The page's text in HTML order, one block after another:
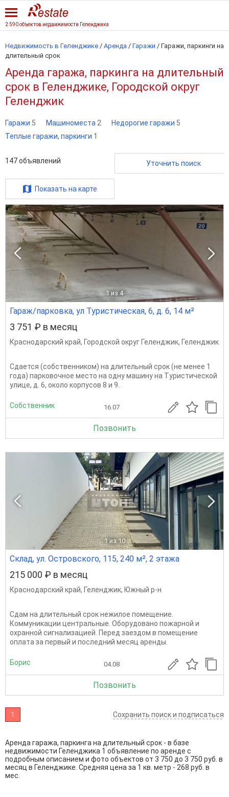
2 590 объектов недвижимости Геленджика
Недвижимость в Геленджике / Аренда / Гаражи / Гаражи, паркинги на
длительный срок
Аренда гаража, паркинга на длительный
срок в Геленджике, Городской округ
Геленджик
Гаражи 5 Машиноместа 2 Недорогие гаражи 5
Теплые гаражи, паркинги 1
147объявлений Уточнить поиск
Показать на карте
1 из 4
Гараж/парковка, ул Туристическая, 6, д. 6, 14 м²
3 751 ₽ в месяц
Краснодарский край, Городской округ Геленджик, Геленджик
Сдается (собственником) на длительный срок (не менее 1
года) парковочное место на одну машину на Туристической
улице, д. 6, около корпусов 8 и 9.
Собственник 16.07
Позвонить
1 из 10
Склад, ул. Островского, 115, 240 м², 2 этажа
215 000 ₽ в месяц
Краснодарский край, Геленджик, Южный р-н
Сдам на длительный срок нежилое помещение.
Коммуникации центральные. Оборудовано пожарной и
охранной сигнализацией. Перед заездом в помещение
оплата за первый и последний месяц аренды.
Борис 04.08
Позвонить
1 Сохранить поиск и подписаться
Аренда гаража, паркинга на длительный срок - в базе
недвижимости Геленджика 1 объявление по аренде с
подробным описанием и фото объектов от 3 750 до 3 750 руб. в
месяц в Геленджике. Средняя цена за 1 кв. метр - 268 руб. в
мес.